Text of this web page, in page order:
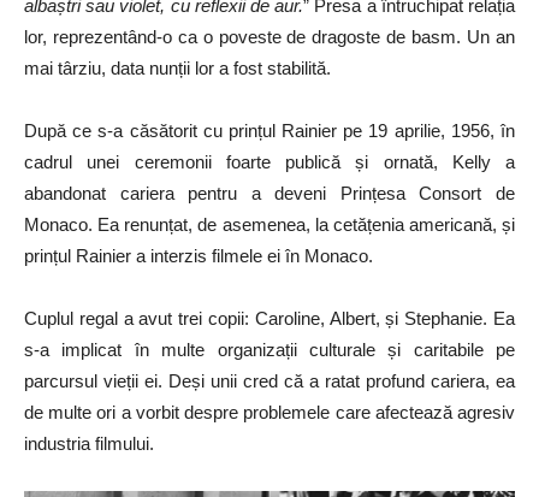
albaștri sau violet, cu reflexii de aur.” Presa a întruchipat relația
lor, reprezentând-o ca o poveste de dragoste de basm. Un an
mai târziu, data nunții lor a fost stabilită.
După ce s-a căsătorit cu prințul Rainier pe 19 aprilie, 1956, în
cadrul unei ceremonii foarte publică și ornată, Kelly a
abandonat cariera pentru a deveni Prințesa Consort de
Monaco. Ea renunțat, de asemenea, la cetățenia americană, și
prințul Rainier a interzis filmele ei în Monaco.
Cuplul regal a avut trei copii: Caroline, Albert, și Stephanie. Ea
s-a implicat în multe organizații culturale și caritabile pe
parcursul vieții ei. Deși unii cred că a ratat profund cariera, ea
de multe ori a vorbit despre problemele care afectează agresiv
industria filmului.